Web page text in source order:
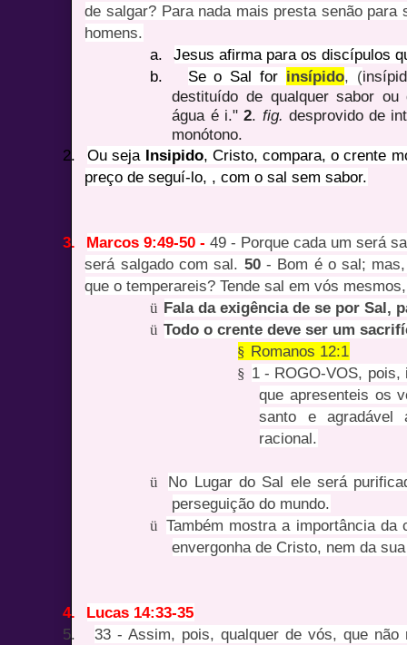
de salgar? Para nada mais presta senão
homens.
a.
Jesus afirma para os discípulos
b.
Se o Sal for insípido, (
destituído de qualquer sabor
água é i."2. fig. desprovido de
monótono.
2.
Ou seja Insipido, Cristo, compara, o crente
preço de seguí-lo, , com o sal sem sabor.
3. Marcos 9:49-50 -49 - Porque cada um será
será salgado com sal. 50- Bom é o sal;
que o temperareis? Tende sal em vós
ü Fala da exigência de se por Sal,
ü Todo o crente deve ser um
§ Romanos 12:1
§ 1 - ROGO-VOS, pois,
que apresenteis os
santo e
racional.
ü
No Lugar do Sal ele será
perseguição do mundo.
ü Também mostra a importância
envergonha de Cristo, nem da
4.
Lucas 14:33-35
5.
33 - Assim, pois, qualquer de vós, que não